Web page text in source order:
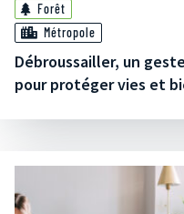
Forêt
Métropole
Débroussailler, un
pour protéger vies et